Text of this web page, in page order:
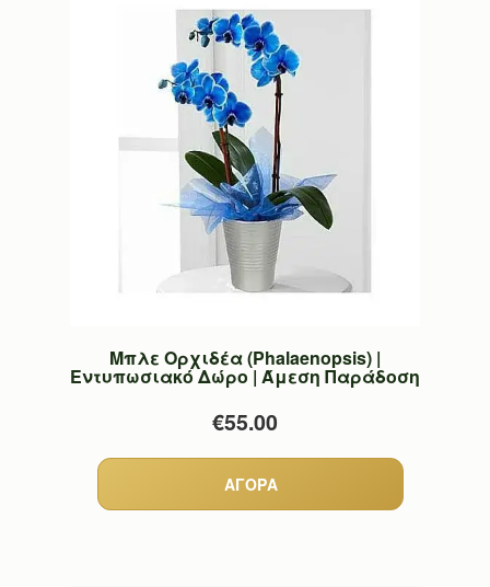
Μπλε Ορχιδέα (Phalaenopsis) |
Εντυπωσιακό Δώρο | Άμεση Παράδοση
€55.00